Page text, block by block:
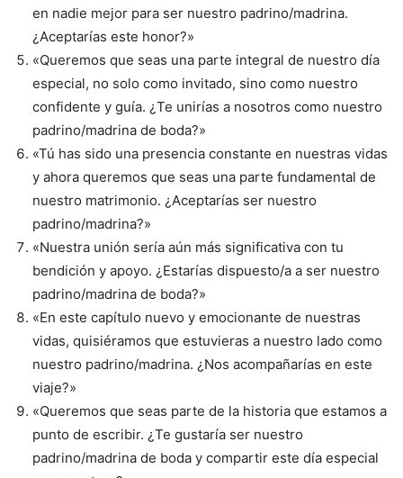
en nadie mejor para ser nuestro padrino/madrina.
¿Aceptarías este honor?»
«Queremos que seas una parte integral de nuestro día
especial, no solo como invitado, sino como nuestro
confidente y guía. ¿Te unirías a nosotros como nuestro
padrino/madrina de boda?»
«Tú has sido una presencia constante en nuestras vidas
y ahora queremos que seas una parte fundamental de
nuestro matrimonio. ¿Aceptarías ser nuestro
padrino/madrina?»
«Nuestra unión sería aún más significativa con tu
bendición y apoyo. ¿Estarías dispuesto/a a ser nuestro
padrino/madrina de boda?»
«En este capítulo nuevo y emocionante de nuestras
vidas, quisiéramos que estuvieras a nuestro lado como
nuestro padrino/madrina. ¿Nos acompañarías en este
viaje?»
«Queremos que seas parte de la historia que estamos a
punto de escribir. ¿Te gustaría ser nuestro
padrino/madrina de boda y compartir este día especial